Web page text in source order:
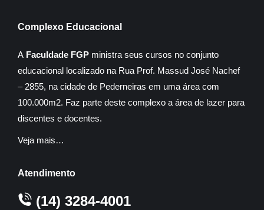
Complexo Educacional
A Faculdade FGP ministra seus cursos no conjunto
educacional localizado na Rua Prof. Massud José Nachef
– 2855, na cidade de Pederneiras em uma área com
100.000m2. Faz parte deste complexo a área de lazer para
discentes e docentes.
Veja mais…
Atendimento
(14) 3284-4001